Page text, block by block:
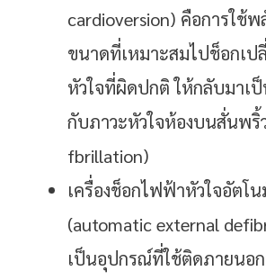
cardioversion) คือการใช้
ขนาดที่เหมาะสมไปช็อกเ
หัวใจที่ผิดปกติ ให้กลับมาเ
กับภาวะหัวใจห้องบนสั่นพริ้
fbrillation)
เครื่องช็อกไฟฟ้าหัวใจอัตโ
(automatic external
เป็นอุปกรณ์ที่ใช้ติดภายนอก